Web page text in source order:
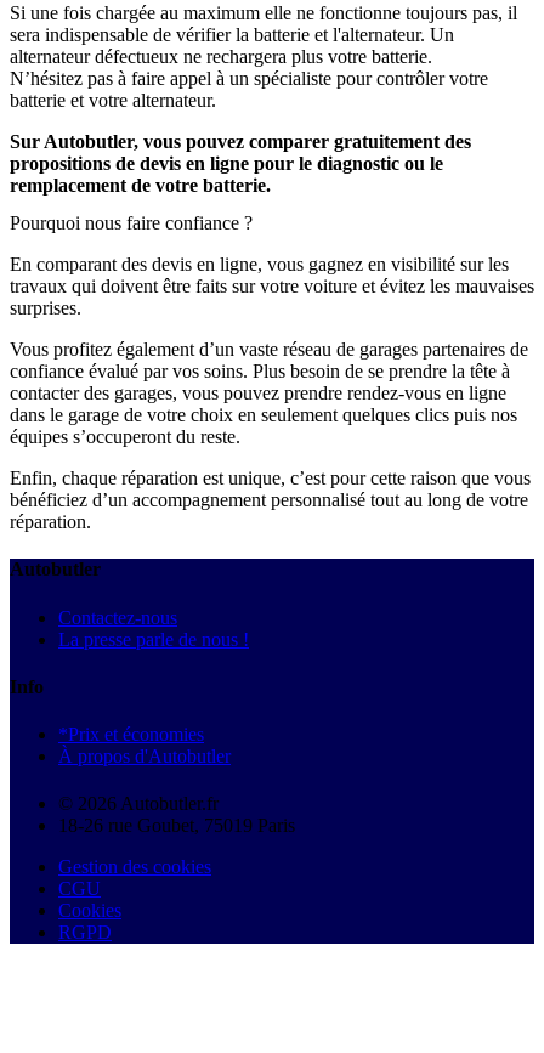
Si une fois chargée au maximum elle ne fonctionne toujours pas, il
sera indispensable de vérifier la batterie et l'alternateur. Un
alternateur défectueux ne rechargera plus votre batterie.
N’hésitez pas à faire appel à un spécialiste pour contrôler votre
batterie et votre alternateur.
Sur Autobutler, vous pouvez comparer gratuitement des
propositions de devis en ligne pour le diagnostic ou le
remplacement de votre batterie.
Pourquoi nous faire confiance ?
En comparant des devis en ligne, vous gagnez en visibilité sur les
travaux qui doivent être faits sur votre voiture et évitez les mauvaises
surprises.
Vous profitez également d’un vaste réseau de garages partenaires de
confiance évalué par vos soins. Plus besoin de se prendre la tête à
contacter des garages, vous pouvez prendre rendez-vous en ligne
dans le garage de votre choix en seulement quelques clics puis nos
équipes s’occuperont du reste.
Enfin, chaque réparation est unique, c’est pour cette raison que vous
bénéficiez d’un accompagnement personnalisé tout au long de votre
réparation.
Autobutler
Contactez-nous
La presse parle de nous !
Info
*Prix et économies
À propos d'Autobutler
© 2026 Autobutler.fr
18-26 rue Goubet, 75019 Paris
Gestion des cookies
CGU
Cookies
RGPD